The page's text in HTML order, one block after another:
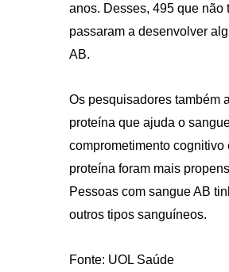
anos. Desses, 495 que não
passaram a desenvolver
AB.
Os pesquisadores também
proteína que ajuda o
comprometimento
proteína foram mais
Pessoas com sangue AB
outros tipos sanguíneos.
Fonte: UOL Saúde
CRF-AL
da
base de